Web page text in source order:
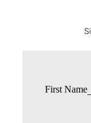
First Name